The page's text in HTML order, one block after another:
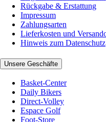
Rückgabe & Erstattung
Impressum
Zahlungsarten
Lieferkosten und
Hinweis zum Datenschutz
Unsere Geschäfte
Basket-Center
Daily Bikers
Direct-Volley
Espace Golf
Foot-Store